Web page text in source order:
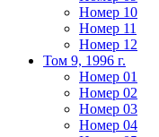
Номер 10
Номер 11
Номер 12
Том 9, 1996 г.
Номер 01
Номер 02
Номер 03
Номер 04